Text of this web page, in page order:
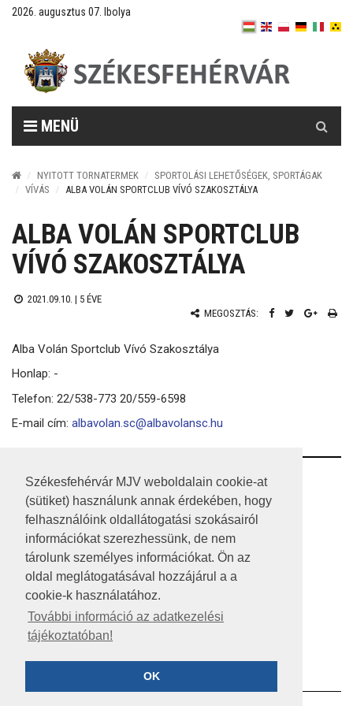
Székesfehérvár MJV weboldalain cookie-at
(sütiket) használunk annak érdekében, hogy
felhasználóink oldallátogatási szokásairól
információkat szerezhessünk, de nem
tárolunk személyes információkat. Ön az
oldal meglátogatásával hozzájárul a a
cookie-k használatához.
További információ az adatkezelési
tájékoztatóban!
OK
2026. augusztus 07. Ibolya
MENÜ
NYITOTT TORNATERMEK
SPORTOLÁSI LEHETŐSÉGEK, SPORTÁGAK
VÍVÁS
ALBA VOLÁN SPORTCLUB VÍVÓ SZAKOSZTÁLYA
ALBA VOLÁN SPORTCLUB
VÍVÓ SZAKOSZTÁLYA
2021.09.10. | 5 ÉVE
MEGOSZTÁS:
Alba Volán Sportclub Vívó Szakosztálya
Honlap: -
Telefon: 22/538-773 20/559-6598
E-mail cím: albavolan.sc@albavolansc.hu
RSS
A HONLAP 2017.03.31-I ÁLLAPOTA
JOGI NYILATKOZAT
IMPRESSZUM
KÖZÉRDEKŰ ADATOK